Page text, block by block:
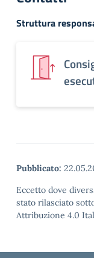
Struttura
Pubblicato:
Eccetto dove
stato rilasciato
Attribuzione 4.0